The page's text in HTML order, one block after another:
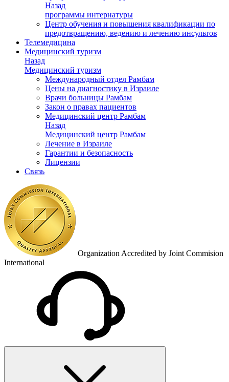
Назад
программы интернатуры
Центр обучения и повышения квалификации по
предотвращению, ведению и лечению инсультов
Телемедицина
Медицинский туризм
Назад
Медицинский туризм
Международный отдел Рамбам
Цены на диагностику в Израиле
Врачи больницы Рамбам
Закон о правах пациентов
Медицинский центр Рамбам
Назад
Медицинский центр Рамбам
Лечение в Израиле
Гарантии и безопасность
Лицензии
Связь
Organization Accredited by Joint Commision
International